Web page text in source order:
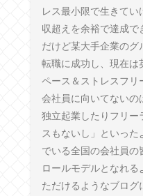
レス最小限で生きて
収超えを余裕で達成で
だけど某大手企業の
転職に成功し、現在は
ペース＆ストレスフリ
会社員に向いてないの
独立起業したりフリー
スもないし」といっ
でいる全国の会社員
ロールモデルとなれ
ただけるようなブログ